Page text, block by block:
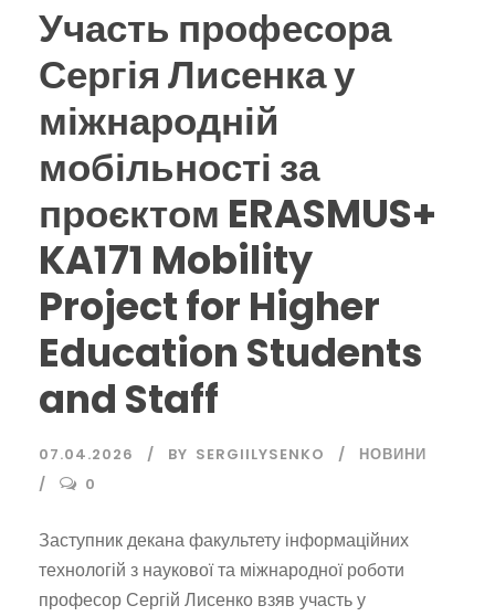
Участь професора
Сергія Лисенка у
міжнародній
мобільності за
проєктом ERASMUS+
KA171 Mobility
Project for Higher
Education Students
and Staff
07.04.2026 BY SERGIILYSENKO
НОВИНИ
0
Заступник декана факультету інформаційних
технологій з наукової та міжнародної роботи
професор Сергій Лисенко взяв участь у